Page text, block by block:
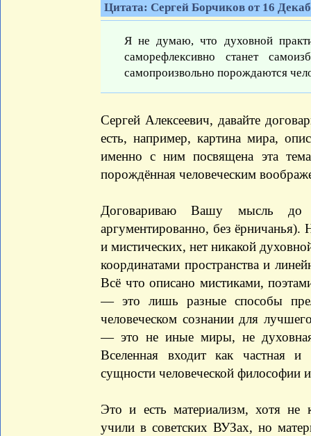
Цитата: Сергей Борчиков от 16
Я не думаю, что духовной
саморефлексивно станет
самопроизвольно порождаются
Сергей Алексеевич, давайте
есть, например, картина мира,
именно с ним посвящена эта
порождённая человеческим
Договариваю Вашу мысль до
аргументированно, без
и мистических, нет никакой
координатами пространства и
Всё что описано мистиками,
— это лишь разные способы
человеческом сознании для
— это не иные миры, не
Вселенная входит как частная
сущности человеческой философии
Это и есть материализм, хотя не
учили в советских ВУЗах, но